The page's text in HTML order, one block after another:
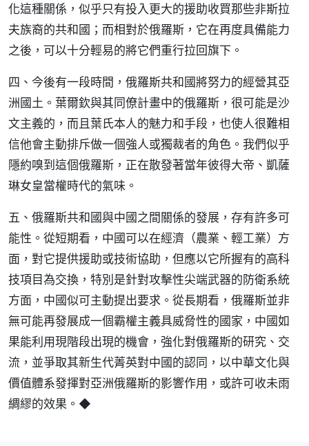
化這種關係，似乎只有投入更大的援助收買那些非斯拉
夫族裔的共和國；而相對於俄羅斯，它在再度具備能力
之後，可以十分輕易的將它們重行拉回旗下。
四、今後有一段時間，俄羅斯共和國將努力的經營其亞
洲國土。葉爾欽與其同僚計畫中的俄羅斯，很可能是沙
文主義的，而且葉氏本人的魅力和手段，也使人很難相
信他會主動排斥做一個強人或獨裁者的角色。我們似乎
隱約嗅到這個俄羅斯，正在散發著當年彼得大帝、凱薩
琳女皇當權時代的氣味。
五、俄羅斯共和國與中國之間關係的發展，存有許多可
能性。從短期看，中國可以在經濟（農業、輕工業）方
面，對它提供援助或技術協助，但應以它所握有的高科
技項目為交換，特別是針對攻擊性尖端武器的防衛系統
方面，中國似可主動提出要求。從長期看，俄羅斯並非
無可能再發展成一個霸權主義具威脅性的國家，中國如
果能利用現階段出現的機會，強化對俄羅斯的研究、交
流，並爭取其新生代菁英對中國的認同，以中華文化與
價值體系發揮對亞洲俄羅斯的影響作用，或許可收未雨
綢繆的效果。◆